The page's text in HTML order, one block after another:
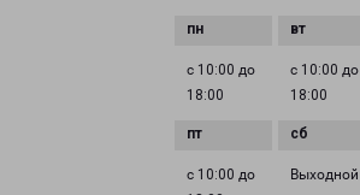
с 10:00 до
18:00
с 10:00 до
18:00
с 10:00 до
Выходной